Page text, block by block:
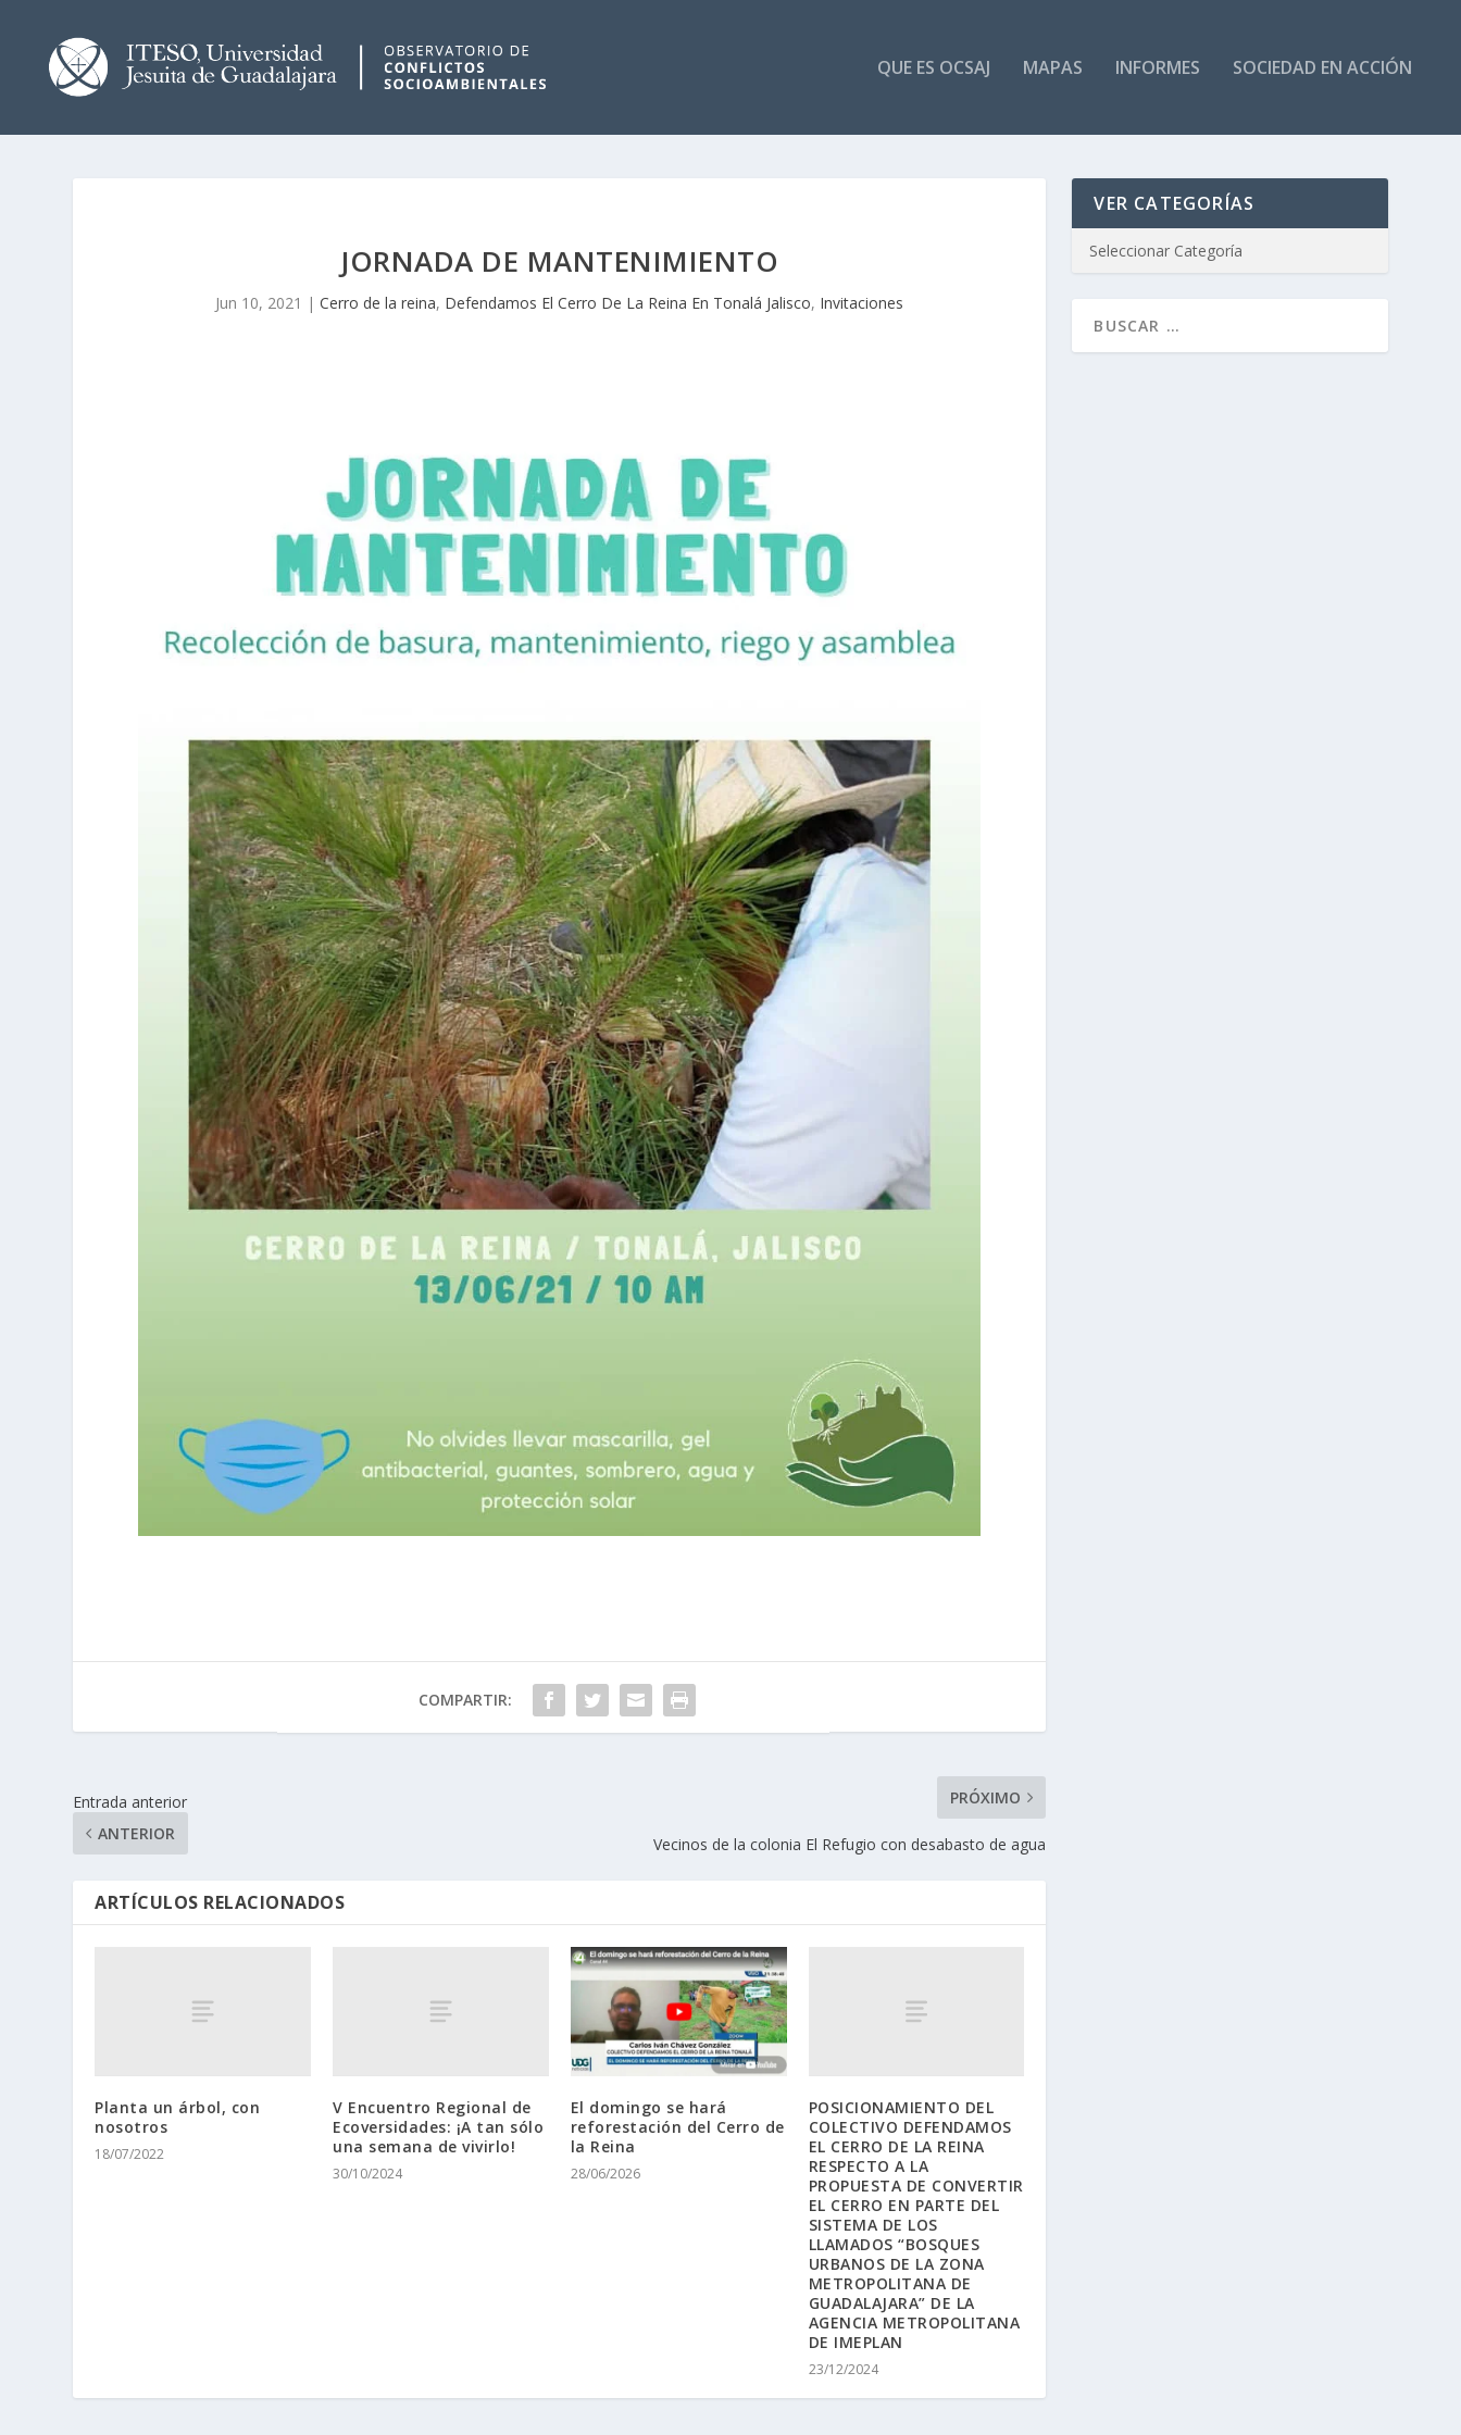
QUE ES OCSAJ MAPAS INFORMES SOCIEDAD EN ACCIÓN
JORNADA DE MANTENIMIENTO
Jun 10, 2021 |Cerro de la reina, Defendamos El Cerro De La Reina En Tonalá Jalisco, Invitaciones
COMPARTIR:
Entrada anterior
ANTERIOR
PRÓXIMO
Vecinos de la colonia El Refugio con desabasto de agua
ARTÍCULOS RELACIONADOS
Planta un árbol, con
nosotros
18/07/2022
V Encuentro Regional de
Ecoversidades: ¡A tan sólo
una semana de vivirlo!
30/10/2024
El domingo se hará
reforestación del Cerro de
la Reina
28/06/2026
POSICIONAMIENTO DEL
COLECTIVO DEFENDAMOS
EL CERRO DE LA REINA
RESPECTO A LA
PROPUESTA DE CONVERTIR
EL CERRO EN PARTE DEL
SISTEMA DE LOS
LLAMADOS “BOSQUES
URBANOS DE LA ZONA
METROPOLITANA DE
GUADALAJARA” DE LA
AGENCIA METROPOLITANA
DE IMEPLAN
23/12/2024
VER CATEGORÍAS